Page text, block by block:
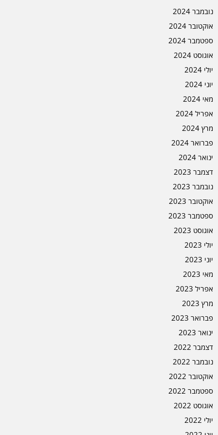
נובמבר 2024
אוקטובר 2024
ספטמבר 2024
אוגוסט 2024
יולי 2024
יוני 2024
מאי 2024
אפריל 2024
מרץ 2024
פברואר 2024
ינואר 2024
דצמבר 2023
נובמבר 2023
אוקטובר 2023
ספטמבר 2023
אוגוסט 2023
יולי 2023
יוני 2023
מאי 2023
אפריל 2023
מרץ 2023
פברואר 2023
ינואר 2023
דצמבר 2022
נובמבר 2022
אוקטובר 2022
ספטמבר 2022
אוגוסט 2022
יולי 2022